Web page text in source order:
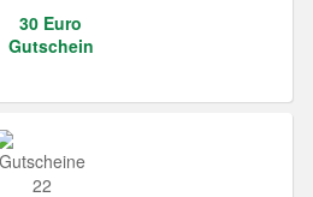
30 Euro
Gutschein